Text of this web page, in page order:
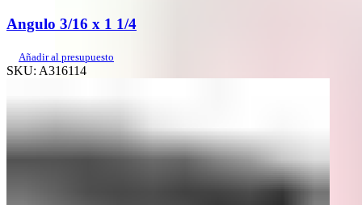
Angulo 3/16 x 1 1/4
Añadir al presupuesto
SKU: A316114